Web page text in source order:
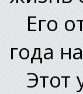
Его
года
Этот